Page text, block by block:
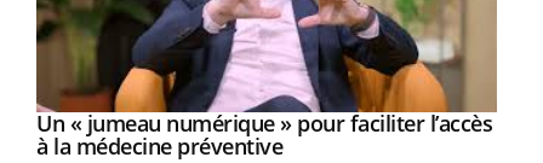
Youtube
Un « jumeau numérique » pour faciliter l’accès
à la médecine préventiveYoutube